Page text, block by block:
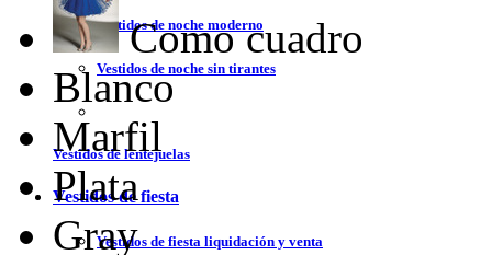
Vestidos de noche moderno
Vestidos de noche sin tirantes
Vestidos de lentejuelas
Vestidos de fiesta
Vestidos de fiesta liquidación y venta
Como cuadro
Blanco
Marfil
Plata
Gray